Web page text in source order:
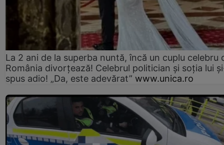
La 2 ani de la superba nuntă, încă un cuplu celebru
România divorțează! Celebrul politician și soția lui
spus adio! „Da, este adevărat” www.unica.ro